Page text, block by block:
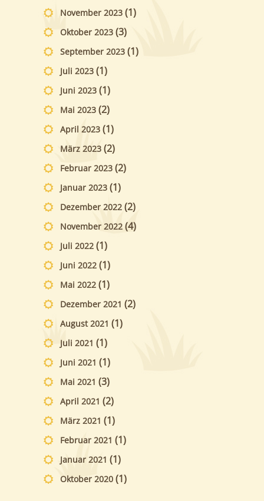
November 2023 (1)
Oktober 2023 (3)
September 2023 (1)
Juli 2023 (1)
Juni 2023 (1)
Mai 2023 (2)
April 2023 (1)
März 2023 (2)
Februar 2023 (2)
Januar 2023 (1)
Dezember 2022 (2)
November 2022 (4)
Juli 2022 (1)
Juni 2022 (1)
Mai 2022 (1)
Dezember 2021 (2)
August 2021 (1)
Juli 2021 (1)
Juni 2021 (1)
Mai 2021 (3)
April 2021 (2)
März 2021 (1)
Februar 2021 (1)
Januar 2021 (1)
Oktober 2020 (1)